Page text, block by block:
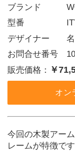
ブランド
型番
デザイナー
お問合せ番号
販売価格： ￥
オン
今回の木製アー
レームが特徴で